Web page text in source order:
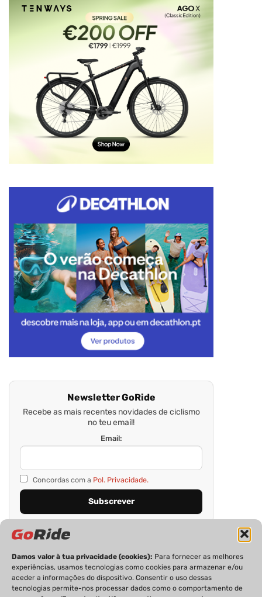
Damos valor à tua privacidade (cookies): Para fornecer as melhores
experiências, usamos tecnologias como cookies para armazenar e/ou
aceder a informações do dispositivo. Consentir o uso dessas
tecnologias permite-nos processar dados como o comportamento de
Newsletter GoRide
Recebe as mais recentes novidades de ciclismo
no teu email!
Email:
Concordas com a Pol. Privacidade.